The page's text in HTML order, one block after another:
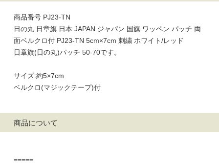
商品番号 PJ23-TN
日の丸 日章旗 日本 JAPAN ジャパン 国旗 ワッペン パッチ 両
面ベルクロ付 PJ23-TN 5cm×7cm 刺繍 ホワイト/レッド
日章旗(日の丸)パッチ 50-70です。
サイズ:約5×7cm
ベルクロ(マジックテープ)付
商品について
=====